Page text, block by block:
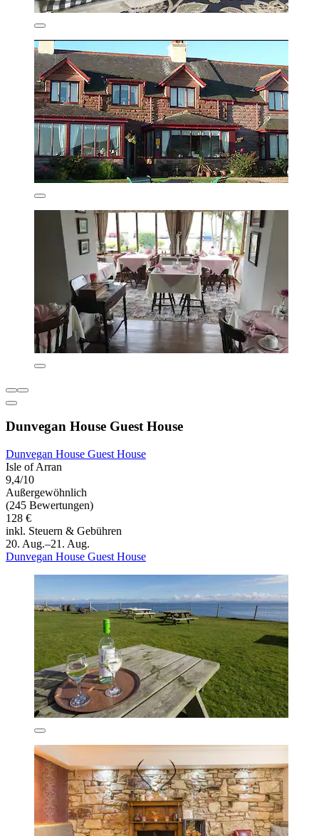
Dunvegan House Guest House
Dunvegan House Guest House
Isle of Arran
9,4/10
Außergewöhnlich
(245 Bewertungen)
128 €
inkl. Steuern & Gebühren
20. Aug.–21. Aug.
Dunvegan House Guest House